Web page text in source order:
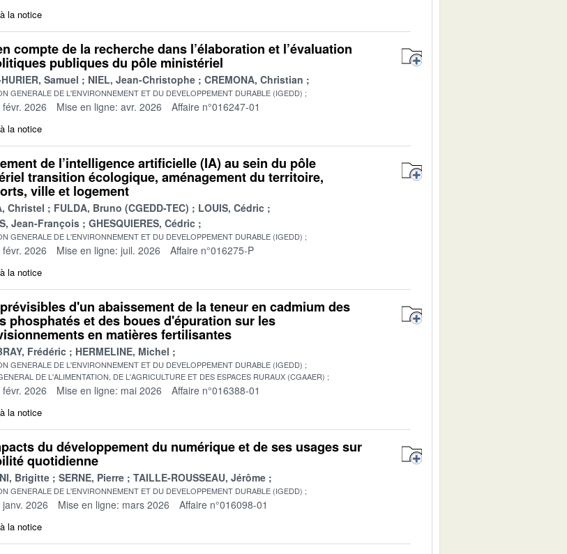
la notice
compte de la recherche dans l’élaboration et l’évaluation
publiques du pôle ministériel
Samuel NIEL, Jean-Christophe CREMONA, Christian
GENERALE DE L'ENVIRONNEMENT ET DU DEVELOPPEMENT DURABLE (IGEDD)
2026 Mise en ligne: avr. 2026 Affaire n°016247-01
la notice
de l’intelligence artificielle (IA) au sein du pôle
transition écologique, aménagement du territoire,
ville et logement
Christel FULDA, Bruno (CGEDD-TEC)
LOUIS, Cédric
Jean-François
GHESQUIERES, Cédric
GENERALE DE L'ENVIRONNEMENT ET DU DEVELOPPEMENT DURABLE (IGEDD)
2026 Mise en ligne: juil. 2026 Affaire n°016275-P
la notice
d'un abaissement de la teneur en cadmium des
phosphatés et des boues d'épuration sur les
en matières fertilisantes
Frédéric HERMELINE, Michel
GENERALE DE L'ENVIRONNEMENT ET DU DEVELOPPEMENT DURABLE (IGEDD)
DE L'ALIMENTATION, DE L'AGRICULTURE ET DES ESPACES RURAUX (CGAAER)
2026 Mise en ligne: mai 2026 Affaire n°016388-01
la notice
du développement du numérique et de ses usages sur
quotidienne
Brigitte SERNE, Pierre TAILLE-ROUSSEAU, Jérôme
GENERALE DE L'ENVIRONNEMENT ET DU DEVELOPPEMENT DURABLE (IGEDD)
2026 Mise en ligne: mars 2026 Affaire n°016098-01
la notice